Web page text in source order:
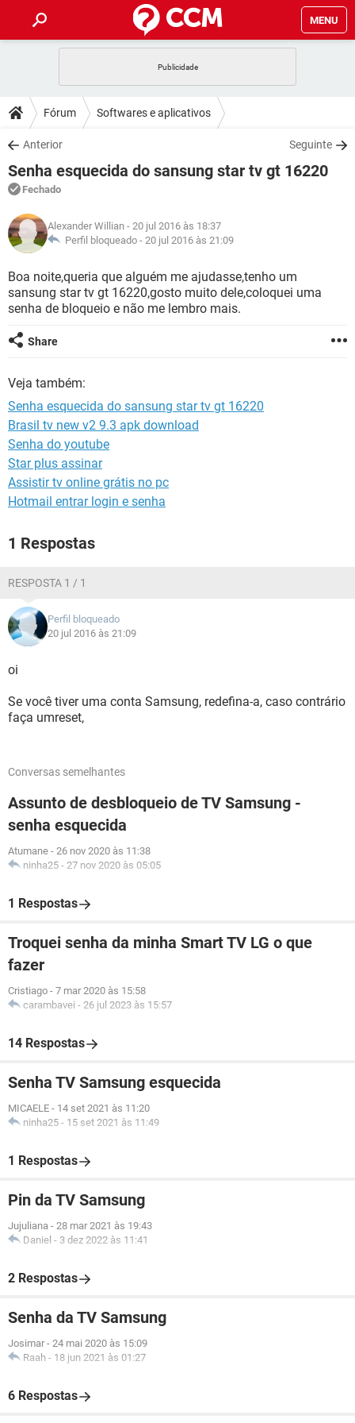
MENU
CELULAR FACEBOOK
OUTLOOK
INSTAGRAM GMAIL
GUIA DE COMPRAS
DICAS
JOGOS WHATSAPP
OUTLOOK
INSTAGRAM
GUIA DE COMPRAS
DOWNLOADS
JOGOS WHATSAPP
CELULAR
OUTLOOK EXCEL
INSTAGRAM
GUIA DE COMPRAS
FÓRUM
JOGOS
CELULAR FACEBOOK
INSTAGRAM GMAIL
GLOSSÁRIO
JOGOS
CELULAR FACEBOOK
OUTLOOK EXCEL
INSTAGRAM
Fórum Softwares e aplicativos
Anterior Seguinte
Senha esquecida do sansung star tv gt 16220
Fechado
Alexander Willian - 20 jul 2016 às 18:37
Perfil bloqueado - 20 jul 2016 às 21:09
Boa noite,queria que alguém me ajudasse,tenho um
sansung star tv gt 16220,gosto muito dele,coloquei uma
senha de bloqueio e não me lembro mais.
Share
Veja também:
Senha esquecida do sansung star tv gt 16220
Brasil tv new v2 9.3 apk download
Senha do youtube
Star plus assinar
Assistir tv online grátis no pc
Hotmail entrar login e senha
1 Respostas
RESPOSTA 1 / 1
Perfil bloqueado
20 jul 2016 às 21:09
oi
Se você tiver uma conta Samsung, redefina-a, caso contrário
faça umreset,
Conversas semelhantes
Assunto de desbloqueio de TV Samsung -
senha esquecida
Atumane - 26 nov 2020 às 11:38
ninha25 - 27 nov 2020 às 05:05
1 Respostas
Troquei senha da minha Smart TV LG o que
fazer
Cristiago - 7 mar 2020 às 15:58
carambavei - 26 jul 2023 às 15:57
14 Respostas
Senha TV Samsung esquecida
MICAELE - 14 set 2021 às 11:20
ninha25 - 15 set 2021 às 11:49
1 Respostas
Pin da TV Samsung
Jujuliana - 28 mar 2021 às 19:43
Daniel - 3 dez 2022 às 11:41
2 Respostas
Senha da TV Samsung
Josimar - 24 mai 2020 às 15:09
Raah - 18 jun 2021 às 01:27
6 Respostas